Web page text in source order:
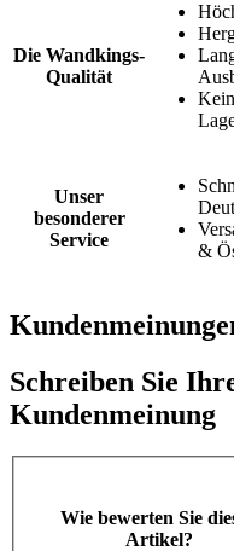
Die Wandkings-
Qualität
Unser
besonderer
Service
&
Schreiben Sie
Kundenmeinung
Wie bewerten Sie
Artikel?